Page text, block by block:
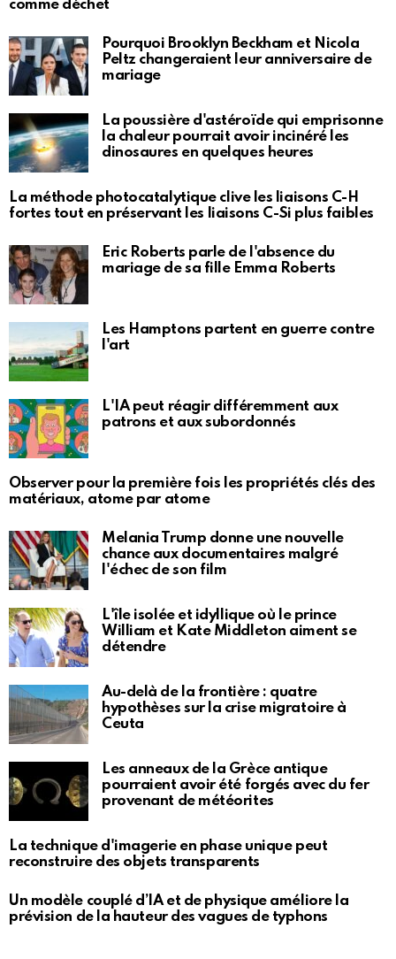
comme déchet
Pourquoi Brooklyn Beckham et Nicola
Peltz changeraient leur anniversaire de
mariage
La poussière d'astéroïde qui emprisonne
la chaleur pourrait avoir incinéré les
dinosaures en quelques heures
La méthode photocatalytique clive les liaisons C-H
fortes tout en préservant les liaisons C-Si plus faibles
Eric Roberts parle de l'absence du
mariage de sa fille Emma Roberts
Les Hamptons partent en guerre contre
l'art
L'IA peut réagir différemment aux
patrons et aux subordonnés
Observer pour la première fois les propriétés clés des
matériaux, atome par atome
Melania Trump donne une nouvelle
chance aux documentaires malgré
l'échec de son film
L'île isolée et idyllique où le prince
William et Kate Middleton aiment se
détendre
Au-delà de la frontière : quatre
hypothèses sur la crise migratoire à
Ceuta
Les anneaux de la Grèce antique
pourraient avoir été forgés avec du fer
provenant de météorites
La technique d'imagerie en phase unique peut
reconstruire des objets transparents
Un modèle couplé d’IA et de physique améliore la
prévision de la hauteur des vagues de typhons